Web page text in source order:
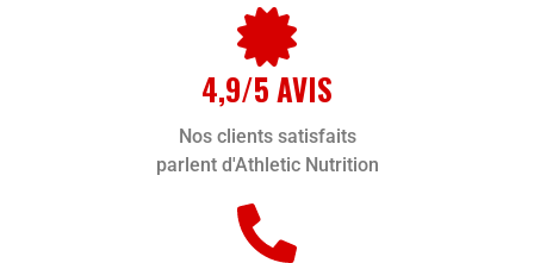
4,9/5 AVIS
Nos clients satisfaits
parlent d'Athletic Nutrition